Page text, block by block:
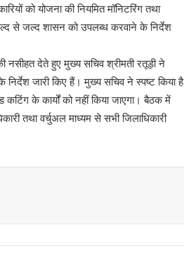
को योजना की नियमित मॉनिटरिंग तथा
से जल्द शासन को उपलब्ध करवाने के निर्देश
नसीहत देते हुए मुख्य सचिव श्रीमती रतूड़ी ने
निर्देश जारी किए हैं। मुख्य सचिव ने स्पष्ट किया है
कटिंग के कार्यों को नहीं किया जाएगा। बैठक में
तथा वर्चुअल माध्यम से सभी जिलाधिकारी